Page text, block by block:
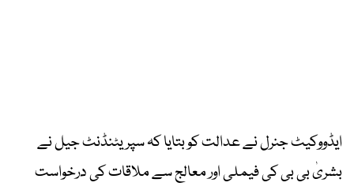
ایڈووکیٹ جنرل نے عدالت کو بتایا کہ سپریٹنڈنٹ جیل نے
بشریٰ بی بی کی فیملی اور معالج سے ملاقات کی درخواست